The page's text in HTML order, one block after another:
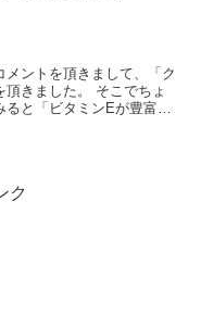
ントを頂きまして、「ク
きました。 そこでちょ
ると「ビタミンEが豊富で
ク